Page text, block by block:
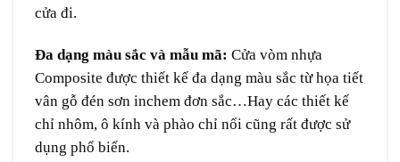
cửa đi.
Đa dạng màu sắc và mẫu mã: Cửa vòm nhựa
Composite được thiết kế đa dạng màu sắc từ họa tiết
vân gỗ đén sơn inchem đơn sắc…Hay các thiết kế
chỉ nhôm, ô kính và phào chỉ nổi cũng rất được sử
dụng phổ biến.